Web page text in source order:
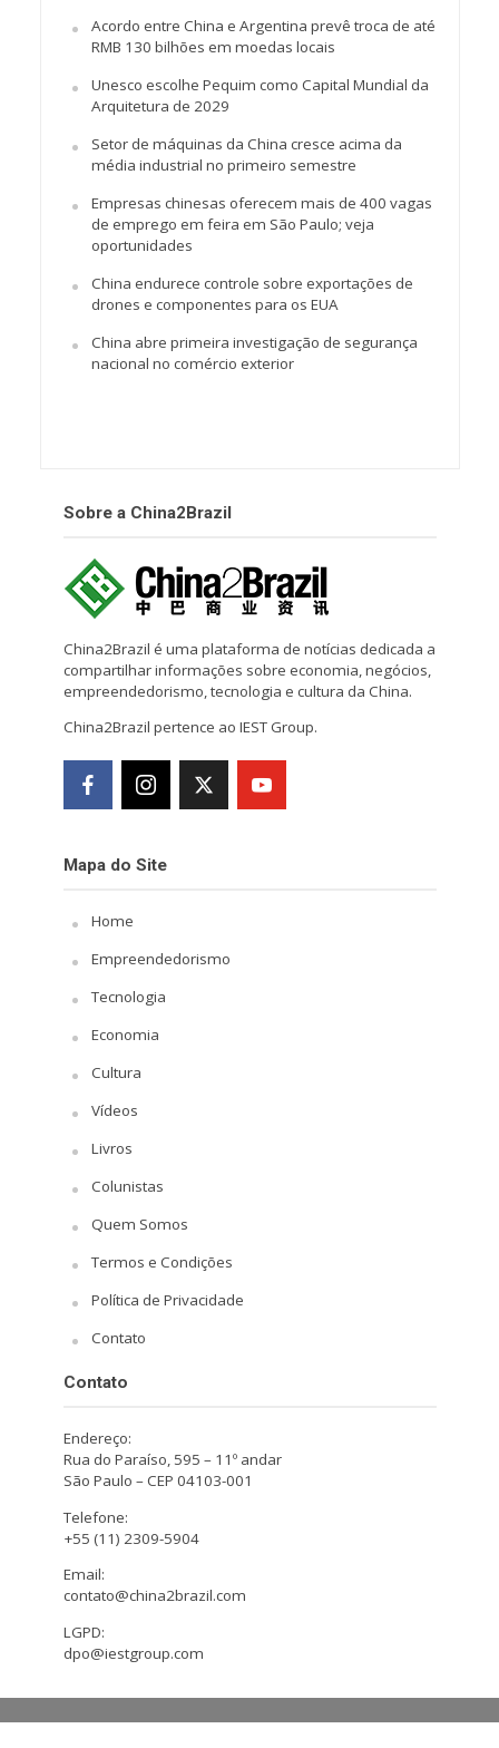
Acordo entre China e Argentina prevê troca de até
RMB 130 bilhões em moedas locais
Unesco escolhe Pequim como Capital Mundial da
Arquitetura de 2029
Setor de máquinas da China cresce acima da
média industrial no primeiro semestre
Empresas chinesas oferecem mais de 400 vagas
de emprego em feira em São Paulo; veja
oportunidades
China endurece controle sobre exportações de
drones e componentes para os EUA
China abre primeira investigação de segurança
nacional no comércio exterior
Sobre a China2Brazil
China2Brazil é uma plataforma de notícias dedicada a
compartilhar informações sobre economia, negócios,
empreendedorismo, tecnologia e cultura da China.
China2Brazil pertence ao IEST Group.
Mapa do Site
Home
Empreendedorismo
Tecnologia
Economia
Cultura
Vídeos
Livros
Colunistas
Quem Somos
Termos e Condições
Política de Privacidade
Contato
Contato
Endereço:
Rua do Paraíso, 595 – 11º andar
São Paulo – CEP 04103-001
Telefone:
+55 (11) 2309-5904
Email:
contato@china2brazil.com
LGPD:
dpo@iestgroup.com